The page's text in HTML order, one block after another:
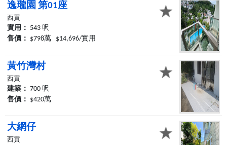
逸瓏園 第01座
西貢
實用： 543 呎
售價： $798萬 $14,696/實用
黃竹灣村
西貢
建築： 700 呎
售價： $420萬
大網仔
西貢